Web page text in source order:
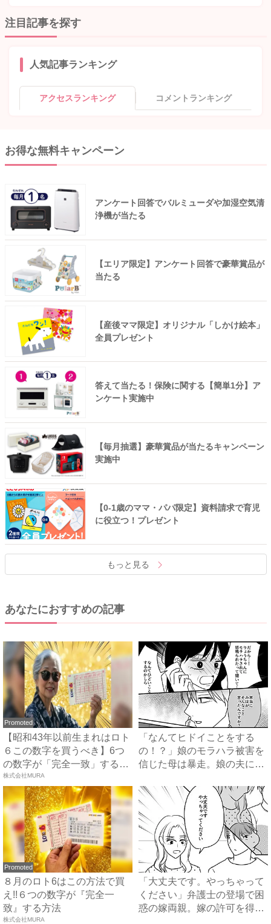
注目記事を探す
人気記事ランキング
アクセスランキング コメントランキング
お得な無料キャンペーン
アンケート回答でバルミューダや加湿空気清
浄機が当たる
【エリア限定】アンケート回答で豪華賞品が
当たる
【産後ママ限定】オリジナル「しかけ絵本」
全員プレゼント
答えて当たる！保険に関する【簡単1分】ア
ンケート実施中
【毎月抽選】豪華賞品が当たるキャンペーン
実施中
【0-1歳のママ・パパ限定】資料請求で育児
に役立つ！プレゼント
もっと見る
あなたにおすすめの記事
Promoted
【昭和43年以前生まれはロト
６この数字を買うべき】6つ
の数字が「完全一致」する
方...
株式会社MURA
「なんてヒドイことをする
の！？」娘のモラハラ被害を
信じた母は暴走。娘の夫に電
Promoted
８月のロト6はこの方法で買
え!!６つの数字が『完全一
致』する方法
株式会社MURA
「大丈夫です。やっちゃって
ください」弁護士の登場で困
惑の嫁両親。嫁の許可を得た